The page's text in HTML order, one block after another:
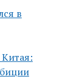
в